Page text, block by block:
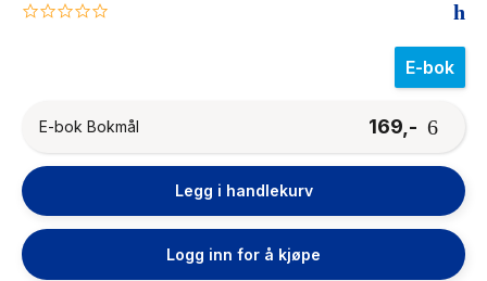
0.0
E-bok
E-bok Bokmål 169,-
Legg i handlekurv
Logg inn for å kjøpe